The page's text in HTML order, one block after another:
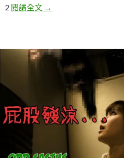
2 閱讀全文 5個科學上不該出現的
→